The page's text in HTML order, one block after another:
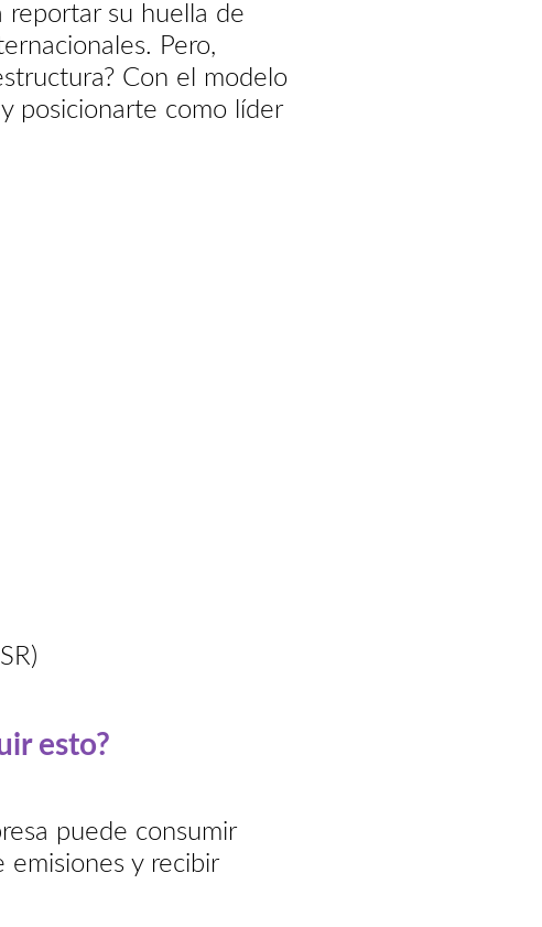
reportar su huella de
Pero,
Con el modelo
posicionarte como líder
esto?
puede consumir
y recibir